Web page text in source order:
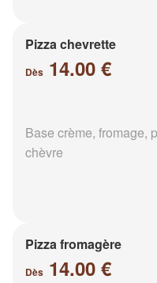
Pizza chevrette
Dès 14.00 €
Base crème, fromage,
chèvre
Pizza fromagère
Dès 14.00 €